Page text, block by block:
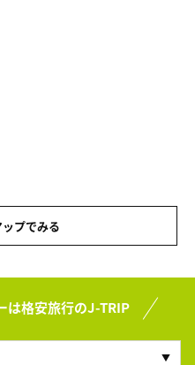
プでみる
は格安旅行のJ-TRIP